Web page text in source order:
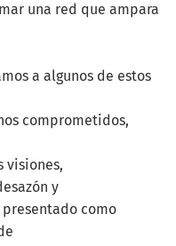
una red que ampara
a algunos de estos
comprometidos,
visiones,
y
presentado como